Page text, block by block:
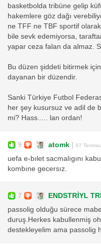
basketbolda tribüne gelip
hakemlere göz dağı
ne TFF ne TBF sportif
bile sevk edemiyorsa,
yapar ceza falan da almaz.
Bu düzen şiddeti bitirmek
dayanan bir düzendir.
Sanki Türkiye Futbol
her şey kusursuz ve adil de
mi? Hass..... lan ordan!
9 atomk | 07
uefa e-bılet sacmalıgını
kombıne gecersız.
7 ENDSTRİYL
passolig olduğu sürece
duruş.Herkes kabullenmiş
destekleyelim ama passolig